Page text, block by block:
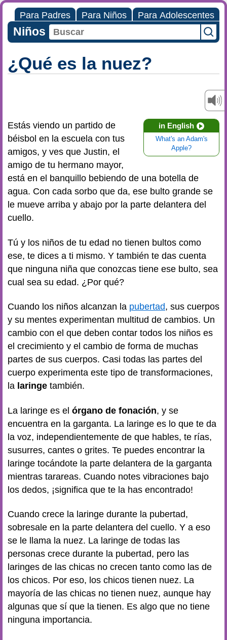
Para Padres Para Niños Para Adolescentes
Niños
¿Qué es la nuez?
in English
What's an Adam's
Apple?
Estás viendo un partido de
béisbol en la escuela con tus
amigos, y ves que Justin, el
amigo de tu hermano mayor,
está en el banquillo bebiendo de una botella de
agua. Con cada sorbo que da, ese bulto grande se
le mueve arriba y abajo por la parte delantera del
cuello.
Tú y los niños de tu edad no tienen bultos como
ese, te dices a ti mismo. Y también te das cuenta
que ninguna niña que conozcas tiene ese bulto, sea
cual sea su edad. ¿Por qué?
Cuando los niños alcanzan la pubertad, sus cuerpos
y su mentes experimentan multitud de cambios. Un
cambio con el que deben contar todos los niños es
el crecimiento y el cambio de forma de muchas
partes de sus cuerpos. Casi todas las partes del
cuerpo experimenta este tipo de transformaciones,
la laringe también.
La laringe es el órgano de fonación, y se
encuentra en la garganta. La laringe es lo que te da
la voz, independientemente de que hables, te rías,
susurres, cantes o grites. Te puedes encontrar la
laringe tocándote la parte delantera de la garganta
mientras tarareas. Cuando notes vibraciones bajo
los dedos, ¡significa que te la has encontrado!
Cuando crece la laringe durante la pubertad,
sobresale en la parte delantera del cuello. Y a eso
se le llama la nuez. La laringe de todas las
personas crece durante la pubertad, pero las
laringes de las chicas no crecen tanto como las de
los chicos. Por eso, los chicos tienen nuez. La
mayoría de las chicas no tienen nuez, aunque hay
algunas que sí que la tienen. Es algo que no tiene
ninguna importancia.